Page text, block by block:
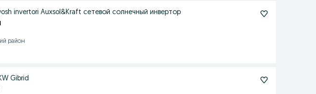
invertori Auxsol&Kraft сетевой солнечный инвертор
район
Gibrid